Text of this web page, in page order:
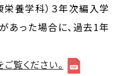
養学科）３年次編入学
あった場合に、過去1年
覧ください。